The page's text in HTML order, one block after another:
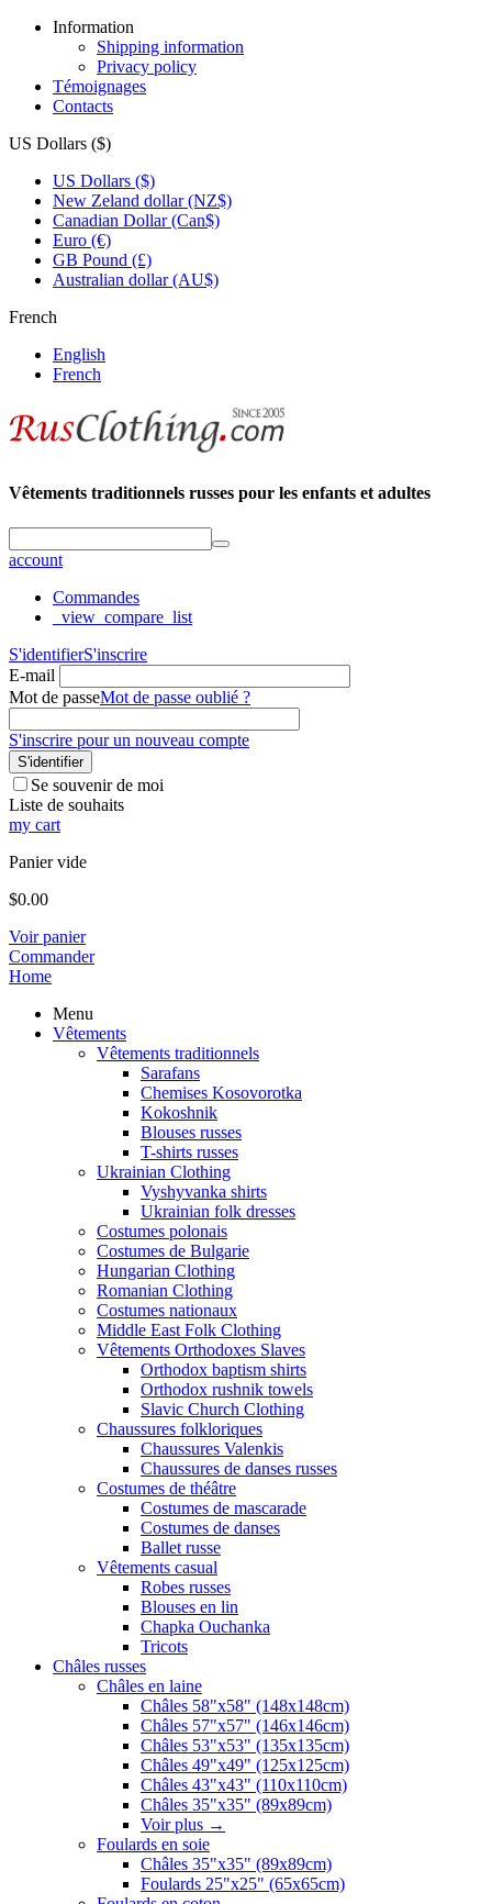
Information
Shipping information
Privacy policy
Témoignages
Contacts
US Dollars ($)
US Dollars ($)
New Zeland dollar (NZ$)
Canadian Dollar (Can$)
Euro (€)
GB Pound (£)
Australian dollar (AU$)
French
English
French
Vêtements traditionnels russes pour les enfants et adultes
account
Commandes
_view_compare_list
S'identifierS'inscrire
E-mail
Mot de passeMot de passe oublié ?
S'inscrire pour un nouveau compte
S'identifier
Se souvenir de moi
Liste de souhaits
my cart
Panier vide
$0.00
Voir panier
Commander
Home
Menu
Vêtements
Vêtements traditionnels
Sarafans
Chemises Kosovorotka
Kokoshnik
Blouses russes
T-shirts russes
Ukrainian Clothing
Vyshyvanka shirts
Ukrainian folk dresses
Costumes polonais
Costumes de Bulgarie
Hungarian Clothing
Romanian Clothing
Costumes nationaux
Middle East Folk Clothing
Vêtements Orthodoxes Slaves
Orthodox baptism shirts
Orthodox rushnik towels
Slavic Church Clothing
Chaussures folkloriques
Chaussures Valenkis
Chaussures de danses russes
Costumes de théâtre
Costumes de mascarade
Costumes de danses
Ballet russe
Vêtements casual
Robes russes
Blouses en lin
Chapka Ouchanka
Tricots
Châles russes
Châles en laine
Châles 58"x58" (148x148cm)
Châles 57"x57" (146x146cm)
Châles 53"x53" (135x135cm)
Châles 49"x49" (125x125cm)
Châles 43"x43" (110x110cm)
Châles 35"x35" (89x89cm)
Voir plus →
Foulards en soie
Châles 35"x35" (89x89cm)
Foulards 25"x25" (65x65cm)